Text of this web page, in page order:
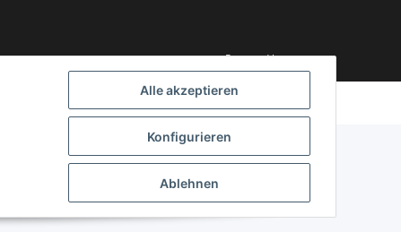
Alle akzeptieren
Konfigurieren
Ablehnen
Powered byJTL-Shop